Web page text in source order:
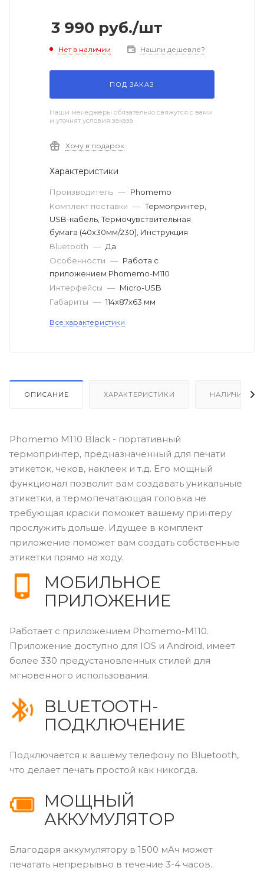
3 990 руб./шт
Нет в наличии Нашли дешевле?
ПОД ЗАКАЗ
Наши менеджеры обязательно свяжутся с вами
и уточнят условия заказа
Хочу в подарок
Характеристики
Производитель — Phomemo
Комплект поставки — Термопринтер,
USB-кабель, Термочувствительная
бумага (40x30мм/230), Инструкция
Bluetooth — Да
Особенности — Работа с
приложением Phomemo-M110
Интерфейсы — Micro-USB
Габариты — 114х87х63 мм
Все характеристики
ОПИСАНИЕ ХАРАКТЕРИСТИКИ НАЛИЧИЕ
Phomemo M110 Black - портативный
термопринтер, предназначенный для печати
этикеток, чеков, наклеек и т.д. Его мощный
функционал позволит вам создавать уникальные
этикетки, а термопечатающая головка не
требующая краски поможет вашему принтеру
прослужить дольше. Идущее в комплект
приложение поможет вам создать собственные
этикетки прямо на ходу.
МОБИЛЬНОЕ
ПРИЛОЖЕНИЕ
Работает с приложением Phomemo-M110.
Приложение доступно для IOS и Android, имеет
более 330 предустановленных стилей для
мгновенного использования.
BLUETOOTH-
ПОДКЛЮЧЕНИЕ
Подключается к вашему телефону по Bluetooth,
что делает печать простой как никогда.
МОЩНЫЙ
АККУМУЛЯТОР
Благодаря аккумулятору в 1500 мАч может
печатать непрерывно в течение 3-4 часов..